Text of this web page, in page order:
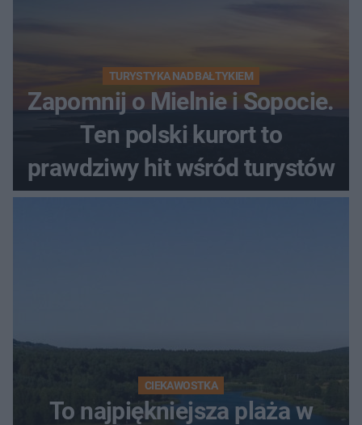
TURYSTYKA NAD BAŁTYKIEM
Zapomnij o Mielnie i Sopocie.
Ten polski kurort to
prawdziwy hit wśród turystów
CIEKAWOSTKA
To najpiękniejsza plaża w